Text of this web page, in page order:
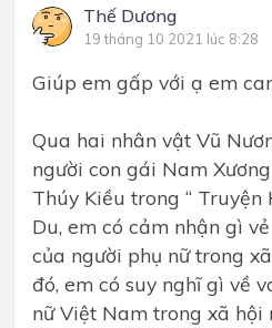
Thế Dương
19 tháng 10 2021 lúc 8:28
Giúp em gấp với ạ em
Qua hai nhân vật Vũ
người con gái Nam
Thúy Kiều trong “
Du, em có cảm nhận gì
của người phụ nữ trong
đó, em có suy nghĩ gì về
nữ Việt Nam trong xã hội